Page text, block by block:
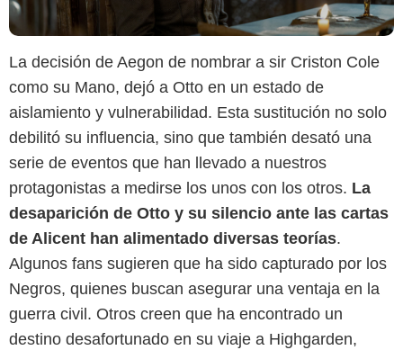
La decisión de Aegon de nombrar a sir Criston Cole
como su Mano, dejó a Otto en un estado de
aislamiento y vulnerabilidad. Esta sustitución no solo
debilitó su influencia, sino que también desató una
serie de eventos que han llevado a nuestros
protagonistas a medirse los unos con los otros. La
desaparición de Otto y su silencio ante las cartas
de Alicent han alimentado diversas teorías.
Algunos fans sugieren que ha sido capturado por los
Negros, quienes buscan asegurar una ventaja en la
guerra civil. Otros creen que ha encontrado un
destino desafortunado en su viaje a Highgarden,